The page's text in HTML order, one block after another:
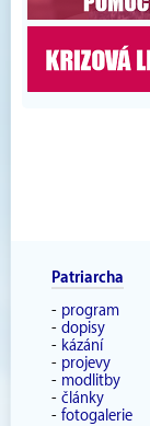
Patriarcha
- program
- dopisy
- kázání
- projevy
- modlitby
- články
- fotogalerie